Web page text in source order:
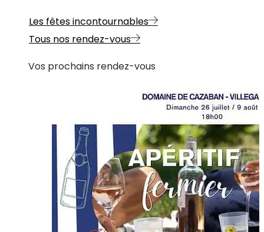
Les fêtes incontournables
Tous nos rendez-vous
Vos prochains rendez-vous